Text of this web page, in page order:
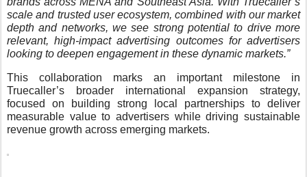
scale and trusted user ecosystem, combined with our market
depth and networks, we see strong potential to drive more
relevant, high-impact advertising outcomes for advertisers
looking to deepen engagement in these dynamic markets.”
This collaboration marks an important milestone in
Truecaller’s broader international expansion strategy,
focused on building strong local partnerships to deliver
measurable value to advertisers while driving sustainable
revenue growth across emerging markets.